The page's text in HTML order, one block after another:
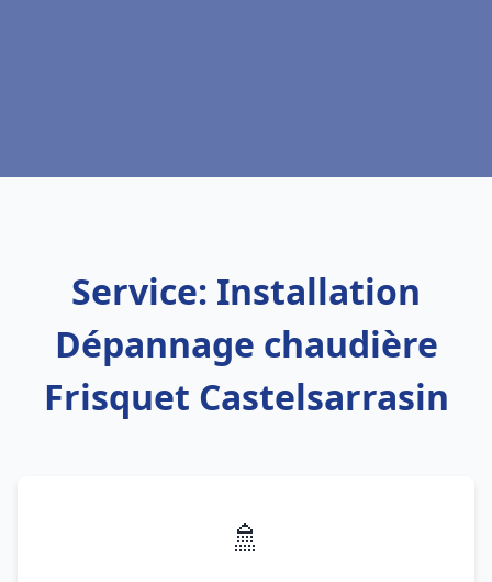
Service: Installation
Dépannage chaudière
Frisquet Castelsarrasin
🚿